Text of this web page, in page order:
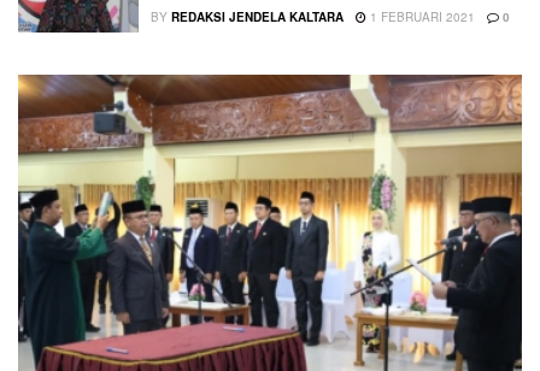
BY REDAKSI JENDELA KALTARA 1 FEBRUARI 2021 0